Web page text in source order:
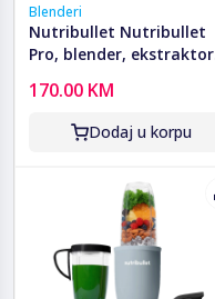
Blenderi
Nutribullet Nutribullet
Pro, blender, ekstraktor
NB907CP
170.00 KM
Dodaj u korpu